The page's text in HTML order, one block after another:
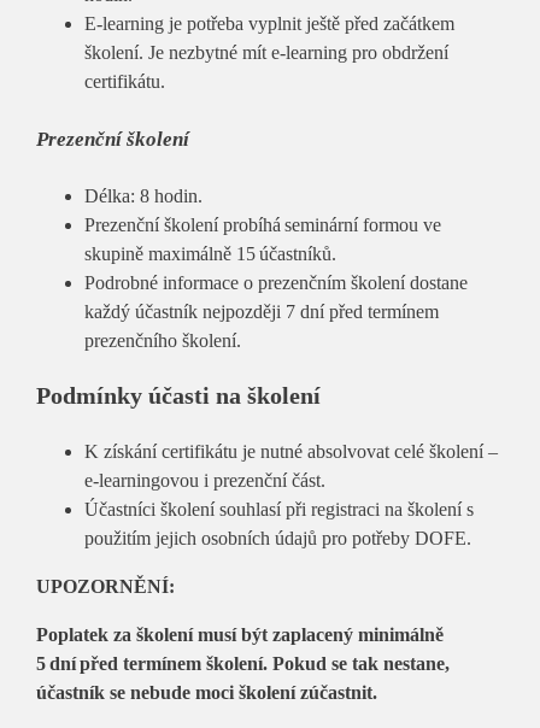
E-learning je potřeba vyplnit ještě před začátkem
školení. Je nezbytné mít e-learning pro obdržení
certifikátu.
Prezenční školení
Délka: 8 hodin.
Prezenční školení probíhá seminární formou ve
skupině maximálně 15 účastníků.
Podrobné informace o prezenčním školení dostane
každý účastník nejpozději 7 dní před termínem
prezenčního školení.
Podmínky účasti na školení
K získání certifikátu je nutné absolvovat celé školení –
e-learningovou i prezenční část.
Účastníci školení souhlasí při registraci na školení s
použitím jejich osobních údajů pro potřeby DOFE.
UPOZORNĚNÍ:
Poplatek za školení musí být zaplacený minimálně
5 dní před termínem školení. Pokud se tak nestane,
účastník se nebude moci školení zúčastnit.